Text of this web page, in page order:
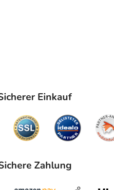
Einkauf
Zahlung